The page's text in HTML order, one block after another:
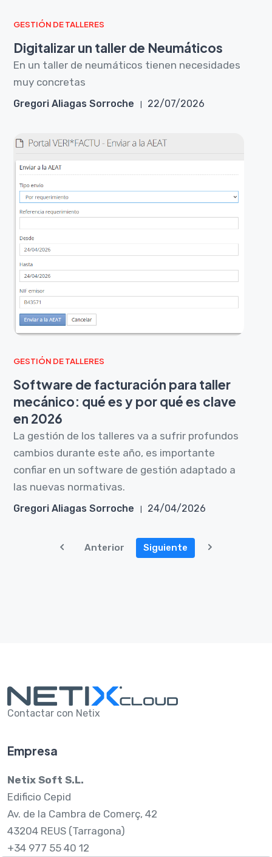
GESTIÓN DE TALLERES
Digitalizar un taller de Neumáticos
En un taller de neumáticos tienen necesidades
muy concretas
Gregori Aliagas Sorroche 22/07/2026
GESTIÓN DE TALLERES
Software de facturación para taller
mecánico: qué es y por qué es clave
en 2026
La gestión de los talleres va a sufrir profundos
cambios durante este año, es importante
confiar en un software de gestión adaptado a
las nuevas normativas.
Gregori Aliagas Sorroche 24/04/2026
Anterior Siguiente
Contactar con Netix
Empresa
Netix Soft S.L.
Edificio Cepid
Av. de la Cambra de Comerç, 42
43204 REUS (Tarragona)
+34 977 55 40 12